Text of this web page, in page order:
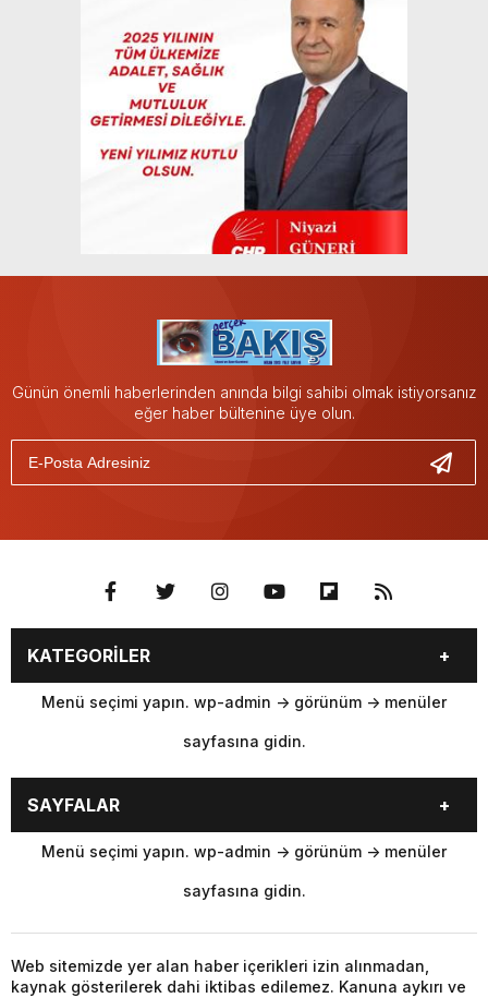
Günün önemli haberlerinden anında bilgi sahibi olmak istiyorsanız
eğer haber bültenine üye olun.
KATEGORİLER
Menü seçimi yapın. wp-admin -> görünüm -> menüler
sayfasına gidin.
SAYFALAR
Menü seçimi yapın. wp-admin -> görünüm -> menüler
sayfasına gidin.
Web sitemizde yer alan haber içerikleri izin alınmadan,
kaynak gösterilerek dahi iktibas edilemez. Kanuna aykırı ve